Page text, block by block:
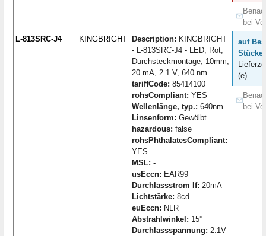
bei
L-813SRC-J4
KINGBRIGHT Description: KINGBRIGHT
- L-813SRC-J4 - LED, Rot,
Durchsteckmontage, 10mm,
20 mA, 2.1 V, 640 nm
tariffCode: 85414100
rohsCompliant: YES
Wellenlänge, typ.: 640nm
Linsenform: Gewölbt
hazardous: false
rohsPhthalatesCompliant:
YES
MSL: -
usEccn: EAR99
Durchlassstrom If: 20mA
Lichtstärke: 8cd
euEccn: NLR
Abstrahlwinkel: 15°
Durchlassspannung: 2.1V
auf
Stücke:
(e)
bei